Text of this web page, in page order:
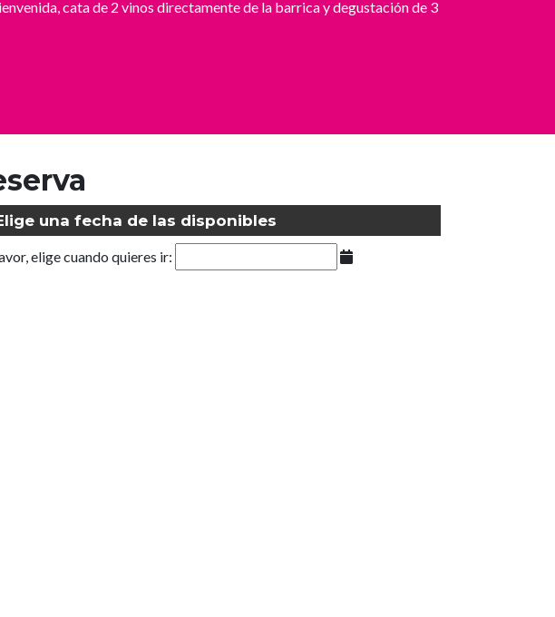
cata de 2 vinos directamente de la barrica y degustación de 3
una fecha de las disponibles
elige cuando quieres ir: